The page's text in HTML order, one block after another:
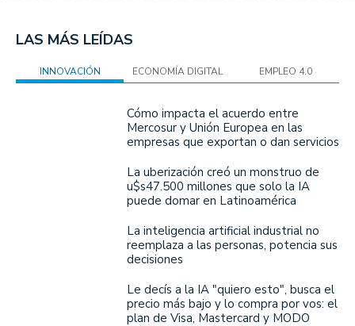
LAS MÁS LEÍDAS
INNOVACIÓN ECONOMÍA DIGITAL EMPLEO 4.0
Cómo impacta el acuerdo entre
Mercosur y Unión Europea en las
empresas que exportan o dan servicios
La uberización creó un monstruo de
u$s47.500 millones que solo la IA
puede domar en Latinoamérica
La inteligencia artificial industrial no
reemplaza a las personas, potencia sus
decisiones
Le decís a la IA "quiero esto", busca el
precio más bajo y lo compra por vos: el
plan de Visa, Mastercard y MODO